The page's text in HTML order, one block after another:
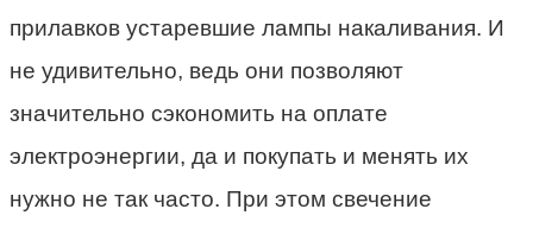
прилавков устаревшие лампы накаливания. И
не удивительно, ведь они позволяют
значительно сэкономить на оплате
электроэнергии, да и покупать и менять их
нужно не так часто. При этом свечение